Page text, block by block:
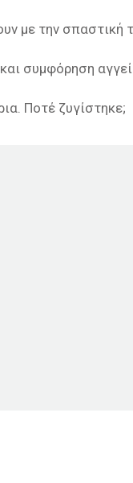
με την σπαστική
συμφόρηση
Ποτέ ζυγίστηκε;